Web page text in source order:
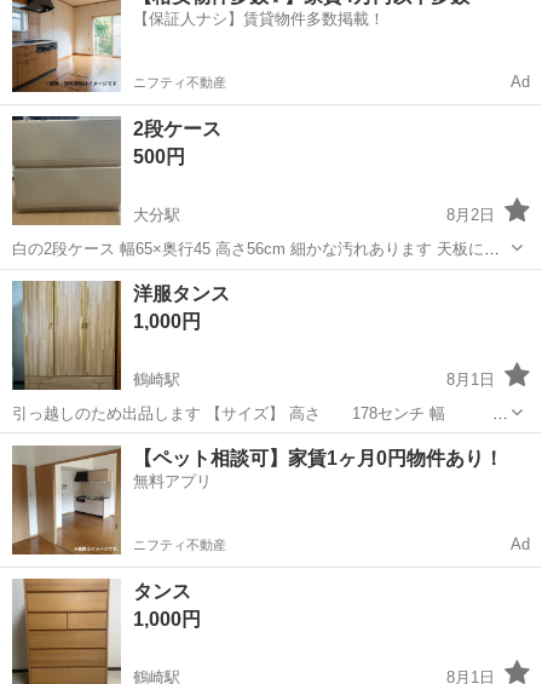
【保証人ナシ】賃貸物件多数掲載！
ニフティ不動産 Ad
2段ケース
500円
大分駅
8月2日
白の2段ケース 幅65×奥行45 高さ56cm 細かな汚れあります 天板に亀
裂あります 問題なく使用できます よろしくお願いします
大分 大分市 大分駅
洋服タンス
1,000円
鶴崎駅
8月1日
引っ越しのため出品します 【サイズ】 高さ 178センチ 幅
115センチ 奥行き 60センチ 素人計測ですのでご了承ください。 【特
徴】 1箇所扉が閉まらないです。現状渡しです。 下部の引き出...
大分 大分市 鶴崎駅 収納家具 タンス
【ペット相談可】家賃1ヶ月0円物件あり！
無料アプリ
ニフティ不動産 Ad
タンス
1,000円
鶴崎駅 8月1日